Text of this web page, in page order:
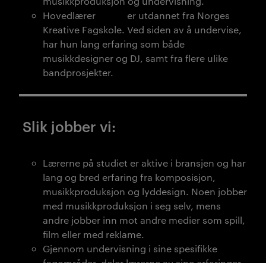
Hovedlærer
er utdannet fra Norges
Kreative Fagskole. Ved siden av å undervise,
har hun lang erfaring som både
musikkdesigner og DJ, samt fra flere ulike
bandprosjekter.
Slik jobber vi:
Lærerne på studiet er aktive i bransjen og har
lang og bred erfaring fra komposisjon,
musikkproduksjon og lyddesign. Noen jobber
med musikkproduksjon i seg selv, mens
andre jobber inn mot andre medier som spill,
film eller med reklame.
Gjennom undervisning i sine spesifikke